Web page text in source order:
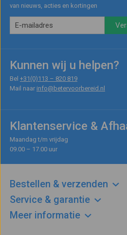
van nieuws, acties en kortingen
Kunnen wij u helpen?
Bel +31(0)113 – 820 819
Mail naar info@betervoorbereid.nl
Klantenservice &
Maandag t/m vrijdag
09.00 – 17.00 uur
Bestellen & verzenden
Service & garantie
Meer informatie